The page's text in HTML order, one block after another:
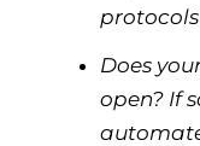
Does
open? If